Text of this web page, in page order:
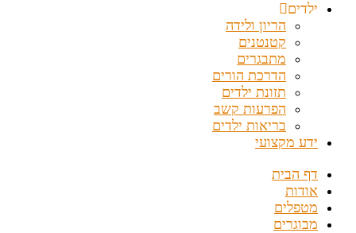
ילדים
הריון ולידה
קטנטנים
מתבגרים
הדרכת הורים
תזונת ילדים
הפרעות קשב
בריאות ילדים
ידע מקצועי
דף הבית
אודות
מטפלים
מבוגרים